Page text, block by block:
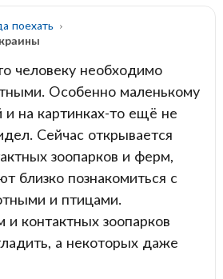
поехать
человеку необходимо
Особенно маленькому
и на картинках-то ещё не
Сейчас открывается
зоопарков и ферм,
близко познакомиться с
и птицами.
контактных зоопарков
а некоторых даже